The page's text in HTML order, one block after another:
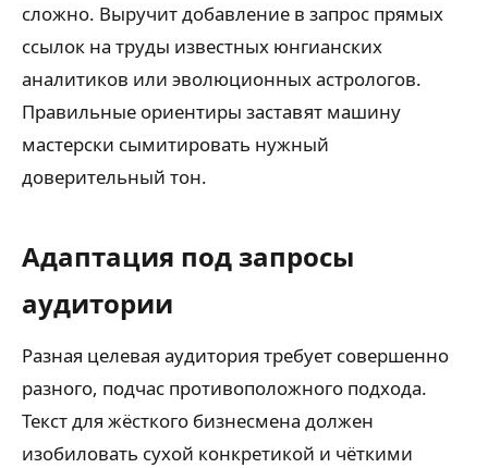
сложно. Выручит добавление в запрос прямых
ссылок на труды известных юнгианских
аналитиков или эволюционных астрологов.
Правильные ориентиры заставят машину
мастерски сымитировать нужный
доверительный тон.
Адаптация под запросы
аудитории
Разная целевая аудитория требует совершенно
разного, подчас противоположного подхода.
Текст для жёсткого бизнесмена должен
изобиловать сухой конкретикой и чёткими